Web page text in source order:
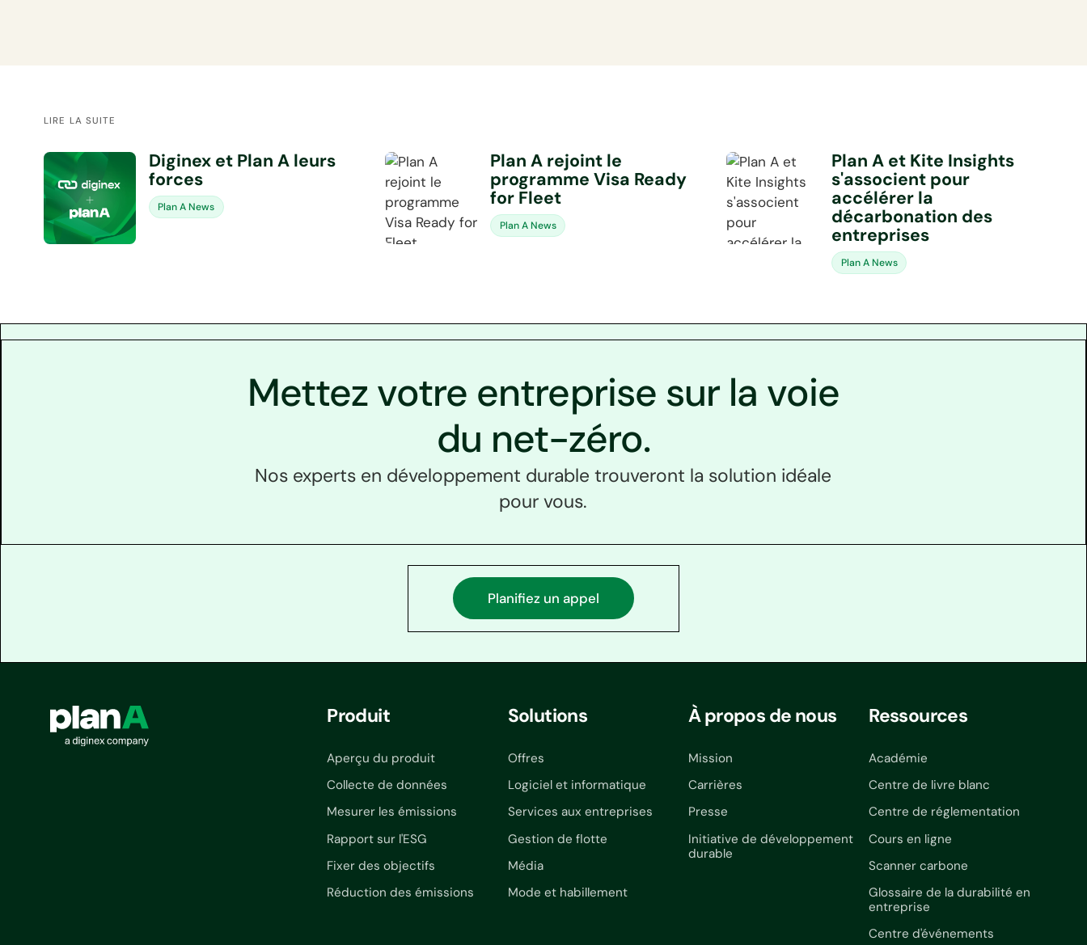
LIRE LA SUITE
Diginex et Plan A leurs
forces
Plan A News
Plan A rejoint le
programme Visa Ready
for Fleet
Plan A News
Plan A et Kite Insights
s'associent pour
accélérer la
décarbonation des
entreprises
Plan A News
Mettez votre entreprise sur la voie
du net-zéro.
Nos experts en développement durable trouveront la solution idéale
pour vous.
Planifiez un appel
Produit
Aperçu du produit
Collecte de données
Mesurer les émissions
Rapport sur l'ESG
Fixer des objectifs
Réduction des émissions
Solutions
Offres
Logiciel et informatique
Services aux entreprises
Gestion de flotte
Média
Mode et habillement
À propos de nous
Mission
Carrières
Presse
Initiative de développement
durable
Ressources
Académie
Centre de livre blanc
Centre de réglementation
Cours en ligne
Scanner carbone
Glossaire de la durabilité en
entreprise
Centre d'événements